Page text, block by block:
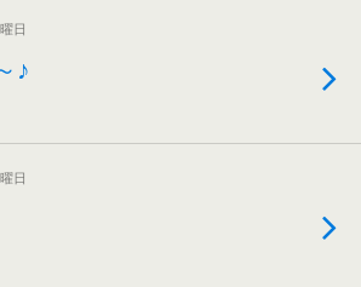
日
♪
日